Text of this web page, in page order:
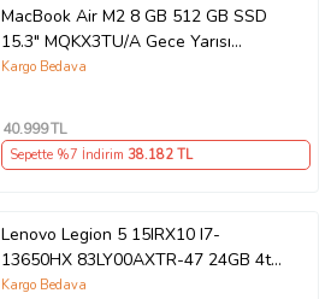
MacBook Air M2 8 GB 512 GB SSD
15.3" MQKX3TU/A Gece Yarısı
Outlet (Açıklamayı Okuyunuz)
Kargo Bedava
40.999TL
Sepette %7 İndirim 38.182TL
Lenovo Legion 5 15IRX10 I7-
13650HX 83LY00AXTR-47 24GB 4tb
RTX5060 8gb W11PRO 15.3"
Kargo Bedava